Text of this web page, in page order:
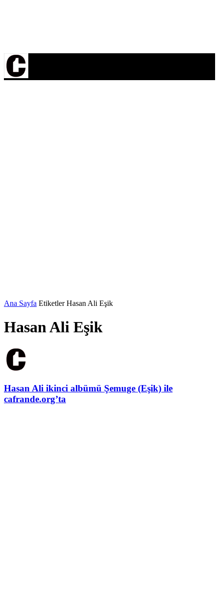
Ana Sayfa Etiketler Hasan Ali Eşik
Hasan Ali Eşik
Hasan Ali ikinci albümü Şemuge (Eşik) ile
cafrande.org’ta